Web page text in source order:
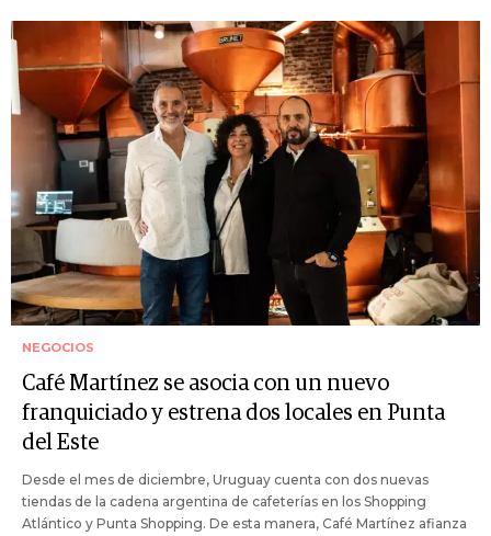
NEGOCIOS
Café Martínez se asocia con un nuevo
franquiciado y estrena dos locales en Punta
del Este
Desde el mes de diciembre, Uruguay cuenta con dos nuevas
tiendas de la cadena argentina de cafeterías en los Shopping
Atlántico y Punta Shopping. De esta manera, Café Martínez afianza